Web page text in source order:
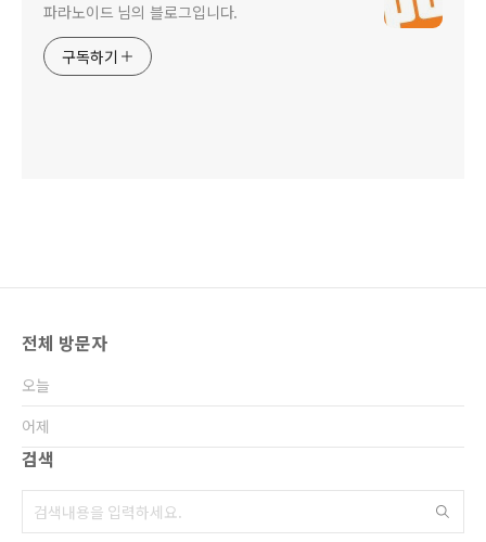
파라노이드 님의 블로그입니다.
구독하기
전체 방문자
오늘
어제
검색